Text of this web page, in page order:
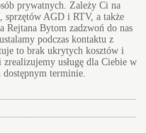
prywatnych. Zależy Ci na
sprzętów AGD i RTV, a także
Rejtana Bytomzadzwoń do nas
podczas kontaktu z
to brak ukrytych kosztów i
zrealizujemy usługę dla Ciebie w
terminie.